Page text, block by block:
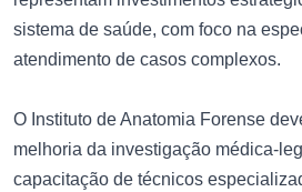
sistema de saúde, com foco na
atendimento de casos complexos.
O Instituto de Anatomia Forense
melhoria da investigação médica-
capacitação de técnicos